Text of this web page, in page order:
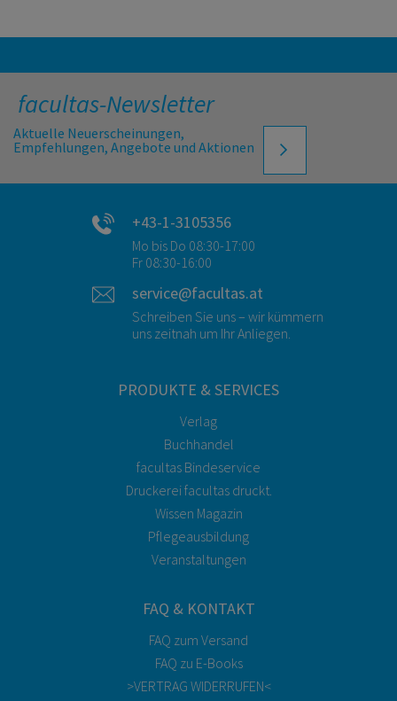
facultas-Newsletter
Aktuelle Neuerscheinungen,
Empfehlungen, Angebote und Aktionen
+43-1-3105356
Mo bis Do 08:30-17:00
Fr 08:30-16:00
service@facultas.at
Schreiben Sie uns – wir kümmern
uns zeitnah um Ihr Anliegen.
PRODUKTE & SERVICES
Verlag
Buchhandel
facultas Bindeservice
Druckerei facultas druckt.
Wissen Magazin
Pflegeausbildung
Veranstaltungen
FAQ & KONTAKT
FAQ zum Versand
FAQ zu E-Books
>VERTRAG WIDERRUFEN<